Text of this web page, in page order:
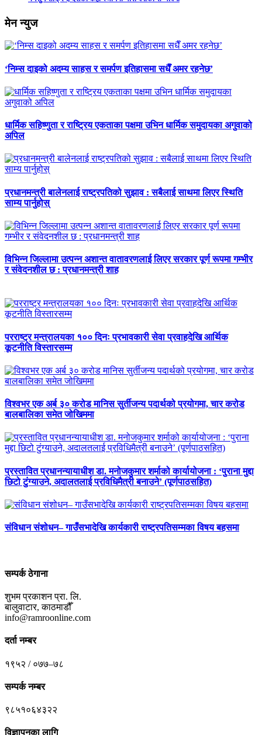
मेन न्युज
‘निम्स दाइको अदम्य साहस र समर्पण इतिहासमा सधैँ अमर रहनेछ’
धार्मिक सहिष्णुता र राष्ट्रिय एकताका पक्षमा उभिन धार्मिक समुदायका अगुवाको
अपिल
प्रधानमन्त्री बालेनलाई राष्ट्रपतिको सुझाव : सबैलाई साथमा लिएर स्थिति
साम्य पार्नुहोस्
विभिन्न जिल्लामा उत्पन्न अशान्त वातावरणलाई लिएर सरकार पूर्ण रूपमा गम्भीर
र संवेदनशील छ : प्रधानमन्त्री शाह
परराष्ट्र मन्त्रालयका १०० दिनः प्रभावकारी सेवा प्रवाहदेखि आर्थिक
कूटनीति विस्तारसम्म
विश्वभर एक अर्ब ३० करोड मानिस सुर्तीजन्य पदार्थको प्रयोगमा, चार करोड
बालबालिका समेत जोखिममा
प्रस्तावित प्रधानन्यायाधीश डा. मनोजकुमार शर्माको कार्यायोजना : ‘पुराना मुद्दा
छिटो टुंग्याउने, अदालतलाई प्रविधिमैत्री बनाउने’ (पूर्णपाठसहित)
संविधान संशोधन– गाउँसभादेखि कार्यकारी राष्ट्रपतिसम्मका विषय बहसमा
सम्पर्क ठेगाना
शुभम प्रकाशन प्रा. लि.
बालुवाटार, काठमाडौँ
info@ramroonline.com
दर्ता नम्बर
१९५२ / ०७७–७८
सम्पर्क नम्बर
९८५१०६४३२२
विज्ञापनका लागि